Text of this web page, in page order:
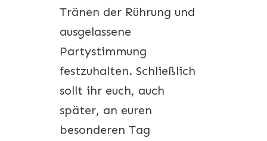
Tränen der Rührung und
ausgelassene
Partystimmung
festzuhalten. Schließlich
sollt ihr euch, auch
später, an euren
besonderen Tag